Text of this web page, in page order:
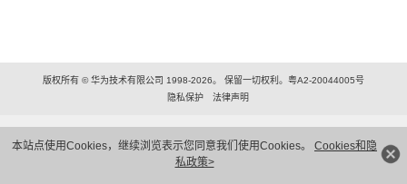
本站点使用Cookies，继续浏览表示您同意我们使用Cookies。 Cookies和隐
私政策>
版权所有 © 华为技术有限公司 1998-2026。 保留一切权利。粤A2-20044005号
隐私保护
法律声明